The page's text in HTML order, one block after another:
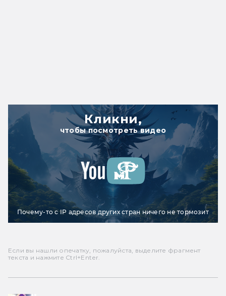
Кликни,
чтобы посмотреть видео
Почему-то с IP адресов других стран ничего не тормозит
Если вы нашли опечатку, пожалуйста, выделите фрагмент
текста и нажмите Ctrl+Enter.